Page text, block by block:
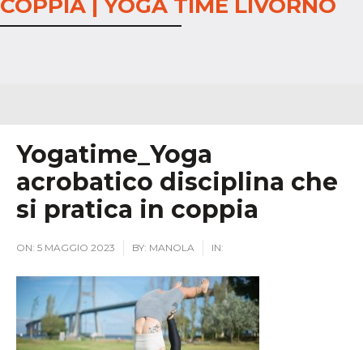
COPPIA | YOGA TIME LIVORNO
Yogatime_Yoga
acrobatico disciplina che
si pratica in coppia
ON: 5 MAGGIO 2023 BY: MANOLA IN: